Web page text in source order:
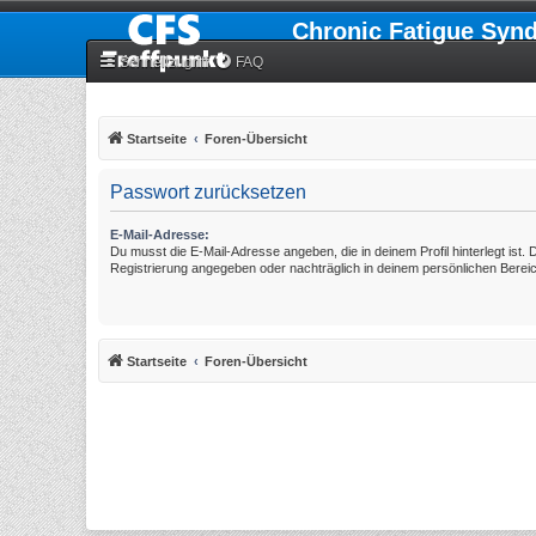
Chronic Fatigue
Schnellzugriff FAQ
Startseite Foren-Übersicht
Passwort zurücksetzen
E-Mail-Adresse:
Du musst die E-Mail-Adresse angeben, die in deinem Profil hinterlegt ist.
Registrierung angegeben oder nachträglich in deinem persönlichen
Startseite Foren-Übersicht